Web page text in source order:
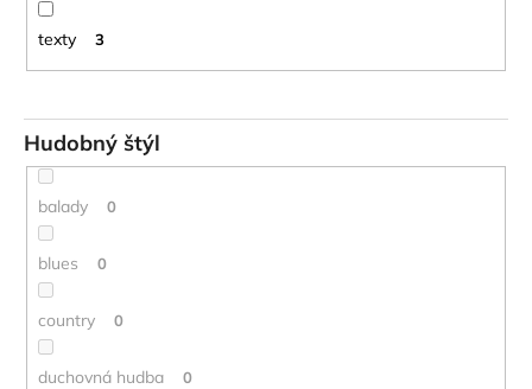
texty 3
Hudobný štýl
balady 0
blues 0
country 0
duchovná hudba 0